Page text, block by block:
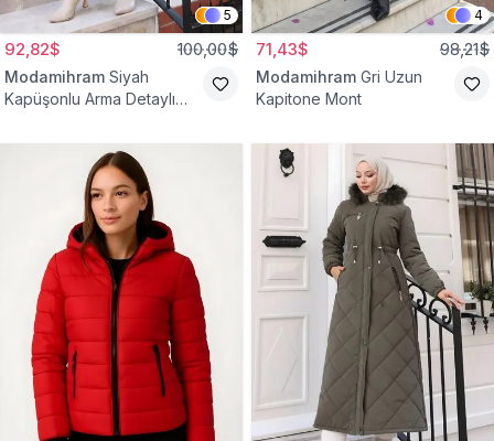
5
92,82$ 100,00$
Modamihram Siyah
Kapüşonlu Arma Detaylı
4
71,43$ 98,21$
Modamihram Gri Uzun
Kapitone Mont